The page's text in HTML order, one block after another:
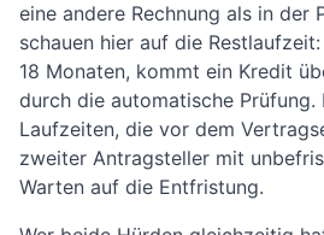
eine andere Rechnung als in der
schauen hier auf die
18 Monaten, kommt ein Kredit
durch die automatische Prüfung.
Laufzeiten, die vor dem
zweiter Antragsteller mit
Warten auf die Entfristung.